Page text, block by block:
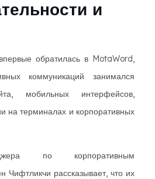
и
обратилась в MotaWord,
коммуникаций занимался
мобильных интерфейсов,
на терминалах и корпоративных
по корпоративным
Чифтликчи рассказывает, что их